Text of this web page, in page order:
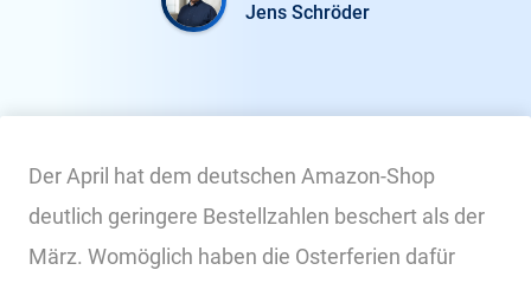
Jens Schröder
Der April hat dem deutschen Amazon-Shop
deutlich geringere Bestellzahlen beschert als der
März. Womöglich haben die Osterferien dafür